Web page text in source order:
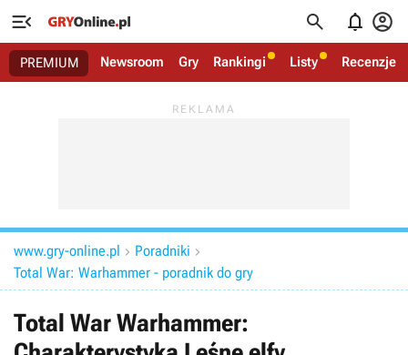
   
PREMIUM Newsroom Gry Rankingi Listy Recenzje
www.gry-online.pl  Poradniki 
Total War: Warhammer - poradnik do gry
Total War Warhammer: